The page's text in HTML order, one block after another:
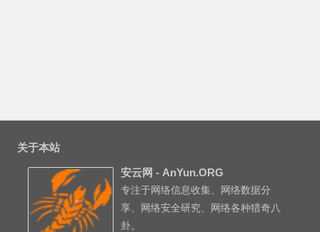
关于本站
安云网 - AnYun.ORG
专注于网络信息收集、网络数据分
享、网络安全研究、网络各种猎奇八
卦。